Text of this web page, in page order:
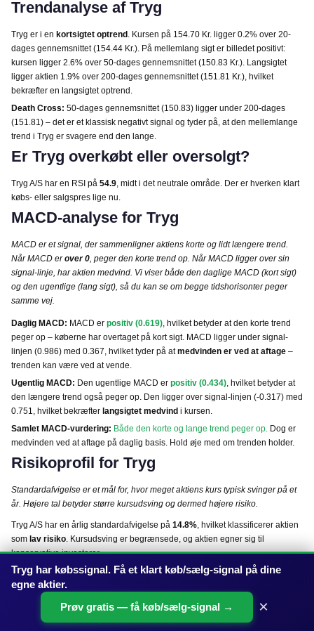
Trendanalyse af Tryg
Tryg er i en kortsigtet optrend . Kursen på 154.70 Kr. ligger 0.2% over 20-
dages gennemsnittet (154.44 Kr.). På mellemlang sigt er billedet positivt:
kursen ligger 2.6% over 50-dages gennemsnittet (150.83 Kr.). Langsigtet
ligger aktien 1.9% over 200-dages gennemsnittet (151.81 Kr.), hvilket
bekræfter en langsigtet optrend.
Death Cross: 50-dages gennemsnittet (150.83) ligger under 200-dages
(151.81) – det er et klassisk negativt signal og tyder på, at den mellemlange
trend i Tryg er svagere end den lange.
Er Tryg overkøbt eller oversolgt?
Tryg A/S har en RSI på 54.9 , midt i det neutrale område. Der er hverken klart
købs- eller salgspres lige nu.
MACD-analyse for Tryg
MACD er et signal, der sammenligner aktiens korte og lidt længere trend.
Når MACD erover 0 , peger den korte trend op. Når MACD ligger over sin
signal-linje, har aktien medvind. Vi viser både den daglige MACD (kort sigt)
og den ugentlige (lang sigt), så du kan se om begge tidshorisonter peger
samme vej.
Daglig MACD: MACD er positiv (0.619) , hvilket betyder at den korte trend
peger op – køberne har overtaget på kort sigt. MACD ligger under signal-
linjen (0.986) med 0.367, hvilket tyder på atmedvinden er ved at aftage –
trenden kan være ved at vende.
Ugentlig MACD: Den ugentlige MACD er positiv (0.434) , hvilket betyder at
den længere trend også peger op. Den ligger over signal-linjen (-0.317) med
0.751, hvilket bekræfter langsigtet medvind i kursen.
Samlet MACD-vurdering: Både den korte og lange trend peger op. Dog er
medvinden ved at aftage på daglig basis. Hold øje med om trenden holder.
Risikoprofil for Tryg
Standardafvigelse er et mål for, hvor meget aktiens kurs typisk svinger på et
år. Højere tal betyder større kursudsving og dermed højere risiko.
Tryg A/S har en årlig standardafvigelse på 14.8% , hvilket klassificerer aktien
som lav risiko . Kursudsving er begrænsede, og aktien egner sig til
konservative investorer.
Samlet teknisk konklusion for Tryg
Overordnet trend: Stigende.Kursen ligger over sit 50-dages
gennemsnit og sit 200-dages gennemsnit – det bekræfter en positiv
Tryg har købssignal. Få et klart køb/sælg-signal på dine
egne aktier.
Prøv gratis — få køb/sælg-signal →
×